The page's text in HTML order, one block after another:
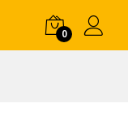
0